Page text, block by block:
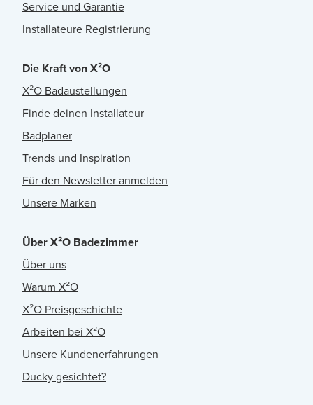
Service und Garantie
Installateure Registrierung
Die Kraft von X²O
X²O Badaustellungen
Finde deinen Installateur
Badplaner
Trends und Inspiration
Für den Newsletter anmelden
Unsere Marken
Über X²O Badezimmer
Über uns
Warum X²O
X²O Preisgeschichte
Arbeiten bei X²O
Unsere Kundenerfahrungen
Ducky gesichtet?